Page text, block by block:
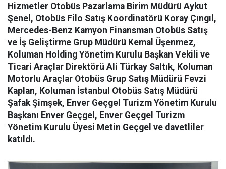
Hizmetler Otobüs Pazarlama Birim Müdürü Aykut
Şenel, Otobüs Filo Satış Koordinatörü Koray Çıngıl,
Mercedes-Benz Kamyon Finansman Otobüs Satış
ve İş Geliştirme Grup Müdürü Kemal Üşenmez,
Koluman Holding Yönetim Kurulu Başkan Vekili ve
Ticari Araçlar Direktörü Ali Türkay Saltık, Koluman
Motorlu Araçlar Otobüs Grup Satış Müdürü Fevzi
Kaplan, Koluman İstanbul Otobüs Satış Müdürü
Şafak Şimşek, Enver Geçgel Turizm Yönetim Kurulu
Başkanı Enver Geçgel, Enver Geçgel Turizm
Yönetim Kurulu Üyesi Metin Geçgel ve davetliler
katıldı.